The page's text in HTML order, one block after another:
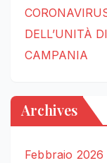
DELL’UNITÀ
CAMPANIA
Archives
Febbraio 2026